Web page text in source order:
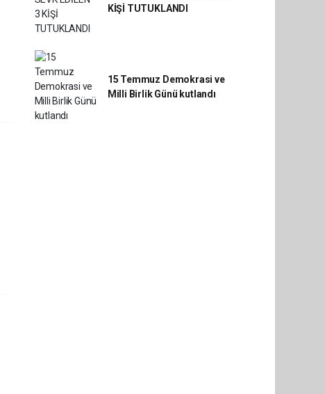
KİŞİ TUTUKLANDI
15 Temmuz Demokrasi ve
Milli Birlik Günü kutlandı